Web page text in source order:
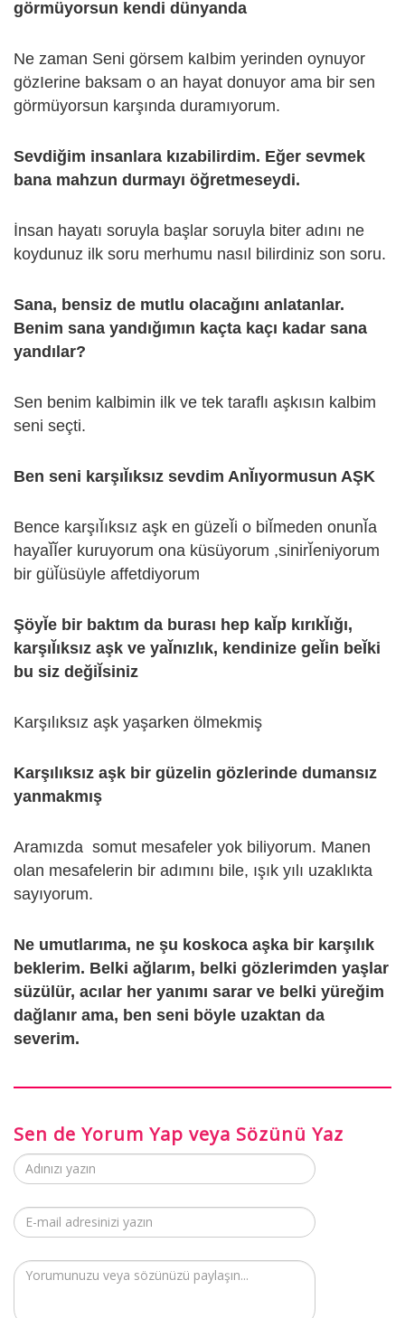
görmüyorsun kendi dünyanda
Ne zaman Seni görsem kaIbim yerinden oynuyor
gözIerine baksam o an hayat donuyor ama bir sen
görmüyorsun karşında duramıyorum.
Sevdiğim insanlara kızabilirdim. Eğer sevmek
bana mahzun durmayı öğretmeseydi.
İnsan hayatı soruyla başlar soruyla biter adını ne
koydunuz ilk soru merhumu nasıl bilirdiniz son soru.
Sana, bensiz de mutlu olacağını anlatanlar.
Benim sana yandığımın kaçta kaçı kadar sana
yandılar?
Sen benim kalbimin ilk ve tek taraflı aşkısın kalbim
seni seçti.
Ben seni karşıῘıksız sevdim AnῘıyormusun AŞK
Bence karşıῘıksız aşk en güzeῘi o biῘmeden onunῘa
hayaῘῘer kuruyorum ona küsüyorum ,sinirῘeniyorum
bir güῘüsüyle affetdiyorum
ŞöyῘe bir baktım da burası hep kaῘp kırıkῘığı,
karşıῘıksız aşk ve yaῘnızlık, kendinize geῘin beῘki
bu siz değiῘsiniz
Karşılıksız aşk yaşarken ölmekmiş
Karşılıksız aşk bir güzelin gözlerinde dumansız
yanmakmış
Aramızda somut mesafeler yok biliyorum. Manen
olan mesafelerin bir adımını bile, ışık yılı uzaklıkta
sayıyorum.
Ne umutlarıma, ne şu koskoca aşka bir karşılık
beklerim. Belki ağlarım, belki gözlerimden yaşlar
süzülür, acılar her yanımı sarar ve belki yüreğim
dağlanır ama, ben seni böyle uzaktan da
severim.
Sen de Yorum Yap veya Sözünü Yaz